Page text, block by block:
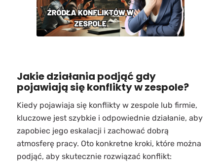
Jakie działania podjąć gdy
pojawiają się konflikty w zespole?
Kiedy pojawiaja się konflikty w zespole lub firmie,
kluczowe jest szybkie i odpowiednie działanie, aby
zapobiec jego eskalacji i zachować dobrą
atmosferę pracy. Oto konkretne kroki, które można
podjąć, aby skutecznie rozwiązać konflikt: